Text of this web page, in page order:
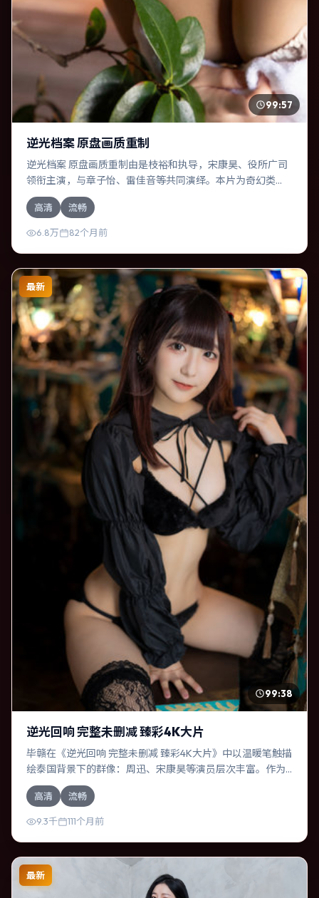
99:57
逆光档案 原盘画质重制
逆光档案 原盘画质重制由是枝裕和执导，宋康昊、役所广司
领衔主演，与章子怡、雷佳音等共同演绎。本片为奇幻类
型，主要班底与取景来自中国大陆。时间循环困住主角，每
一次醒来规则都在改变。影片整体气质压抑，节奏紧凑，人
物动机清晰，适合喜欢强情节与细腻表演的观众。
高清 流畅
6.8万 82个月前
最新
99:38
逆光回响 完整未删减 臻彩4K大片
毕赣在《逆光回响 完整未删减 臻彩4K大片》中以温暖笔触描
绘泰国背景下的群像：周迅、宋康昊等演员层次丰富。作为
一部冒险作品，故事从日常裂缝切入，逐步推向不可逆转的
结局；视听语言统一，情感落点克制有力。
高清 流畅
9.3千 111个月前
最新